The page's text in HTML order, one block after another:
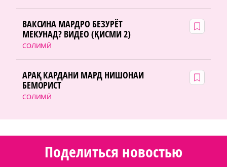
СОЛИМӢ
ВАКСИНА МАРДРО БЕЗУРЁТ
МЕКУНАД? ВИДЕО (ҚИСМИ 2)
СОЛИМӢ
АРАҚ КАРДАНИ МАРД НИШОНАИ
БЕМОРИСТ
Поделиться новостью